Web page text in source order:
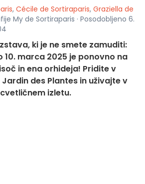
, Cécile de Sortiraparis, Graziella de
My de Sortiraparis · Posodobljeno 6.
ki je ne smete zamuditi:
10. marca 2025 je ponovno na
in ena orhideja! Pridite v
des Plantes in uživajte v
izletu.